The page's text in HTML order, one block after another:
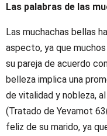
Las palabras de las
Las muchachas bellas
aspecto, ya que
su pareja de acuerdo
belleza implica una
de vitalidad y nobleza,
(Tratado de Yevamot
feliz de su marido, ya